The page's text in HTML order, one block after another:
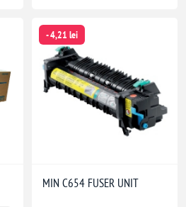
- 4,21 lei
MIN C654 FUSER UNIT